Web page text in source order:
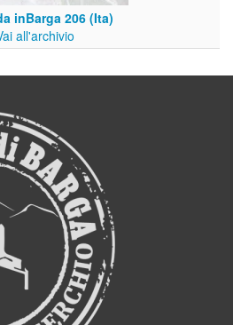
inBarga 206 (Ita)
all'archivio